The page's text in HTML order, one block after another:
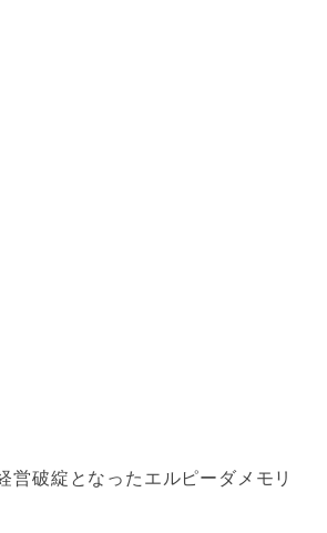
営破綻となったエルピーダメモリ